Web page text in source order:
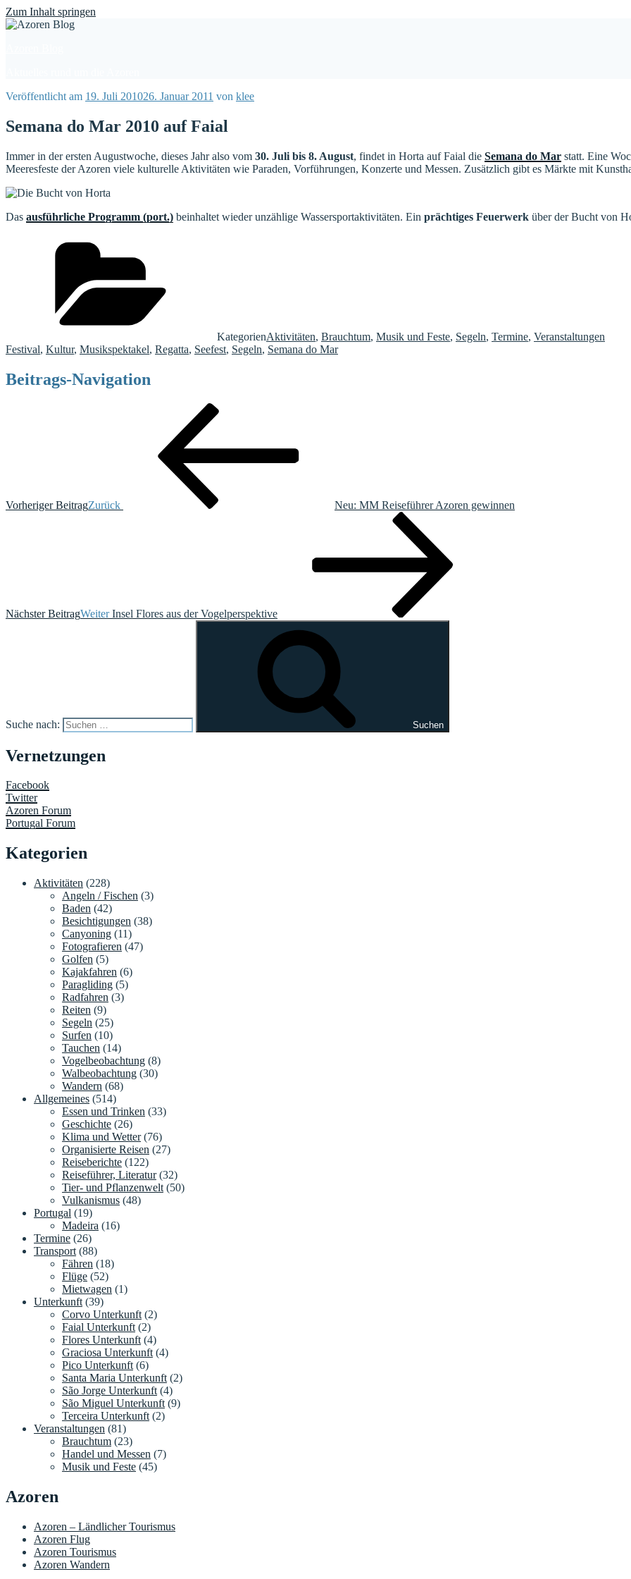
Zum Inhalt springen
Veröffentlicht am 19. Juli 201026. Januar 2011 von klee
Semana do Mar 2010 auf Faial
Immer in der ersten Augustwoche, dieses Jahr also vom 30. Juli bis 8. August, findet in Horta auf Faial die Semana do Mar statt. Eine
Meeresfeste der Azoren viele kulturelle Aktivitäten wie Paraden, Vorführungen, Konzerte und Messen. Zusätzlich gibt es Märkte mit
Das ausführliche Programm (port.) beinhaltet wieder unzählige Wassersportaktivitäten. Ein prächtiges Feuerwerk über der Bucht von
KategorienAktivitäten, Brauchtum, Musik und Feste, Segeln, Termine, Veranstaltungen
Festival, Kultur, Musikspektakel, Regatta, Seefest, Segeln, Semana do Mar
Beitrags-Navigation
Vorheriger BeitragZurück Neu: MM Reiseführer Azoren gewinnen
Nächster BeitragWeiter Insel Flores aus der Vogelperspektive
Suche nach: Suchen
Vernetzungen
Facebook
Twitter
Azoren Forum
Portugal Forum
Kategorien
Aktivitäten (228)
Angeln / Fischen (3)
Baden (42)
Besichtigungen (38)
Canyoning (11)
Fotografieren (47)
Golfen (5)
Kajakfahren (6)
Paragliding (5)
Radfahren (3)
Reiten (9)
Segeln (25)
Surfen (10)
Tauchen (14)
Vogelbeobachtung (8)
Walbeobachtung (30)
Wandern (68)
Allgemeines (514)
Essen und Trinken (33)
Geschichte (26)
Klima und Wetter(76)
Organisierte Reisen (27)
Reiseberichte (122)
Reiseführer, Literatur(32)
Tier- und Pflanzenwelt (50)
Vulkanismus (48)
Portugal (19)
Madeira (16)
Termine (26)
Transport (88)
Fähren (18)
Flüge (52)
Mietwagen (1)
Unterkunft (39)
Corvo Unterkunft (2)
Faial Unterkunft (2)
Flores Unterkunft (4)
Graciosa Unterkunft (4)
Pico Unterkunft (6)
Santa Maria Unterkunft (2)
São Jorge Unterkunft (4)
São Miguel Unterkunft (9)
Terceira Unterkunft (2)
Veranstaltungen (81)
Brauchtum (23)
Handel und Messen (7)
Musik und Feste (45)
Azoren
Azoren – Ländlicher Tourismus
Azoren Flug
Azoren Tourismus
Azoren Wandern